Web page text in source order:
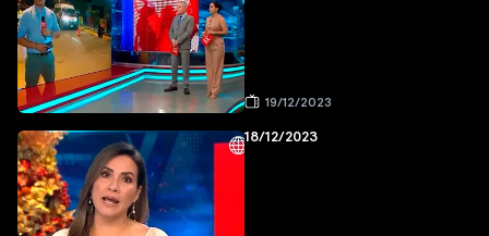
19/12/2023
18/12/2023